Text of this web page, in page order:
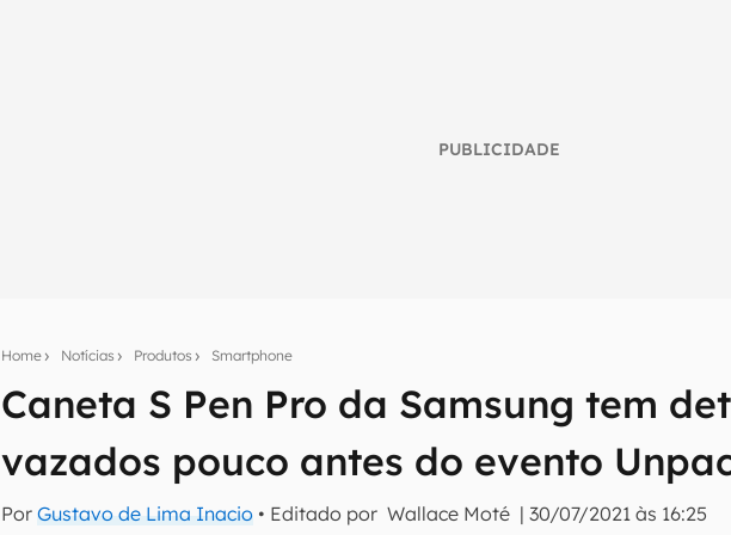
PUBLICIDADE
Home Notícias Produtos Smartphone
Caneta S Pen Pro da Samsung tem
vazados pouco antes do evento
PorGustavo de Lima Inacio • Editado por Wallace Moté |30/07/2021 às 16:25
Assine a newsletter do Canaltech e receba notícias e reviews sobre tecnologia